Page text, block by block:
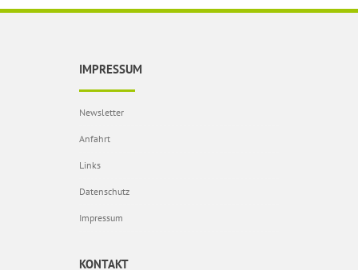
IMPRESSUM
Newsletter
Anfahrt
Links
Datenschutz
Impressum
KONTAKT